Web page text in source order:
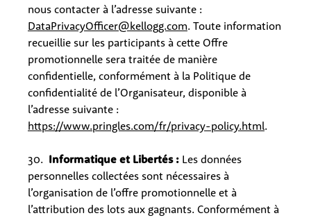
nous contacter à l’adresse suivante :
DataPrivacyOfficer@kellogg.com. Toute information
recueillie sur les participants à cette Offre
promotionnelle sera traitée de manière
confidentielle, conformément à la Politique de
confidentialité de l’Organisateur, disponible à
l’adresse suivante :
https://www.pringles.com/fr/privacy-policy.html.
30. Informatique et Libertés : Les données
personnelles collectées sont nécessaires à
l’organisation de l’offre promotionnelle et à
l’attribution des lots aux gagnants. Conformément à